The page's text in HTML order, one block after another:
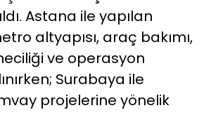
Astana ile yapılan
altyapısı, araç bakımı,
ve operasyon
Surabaya ile
projelerine yönelik